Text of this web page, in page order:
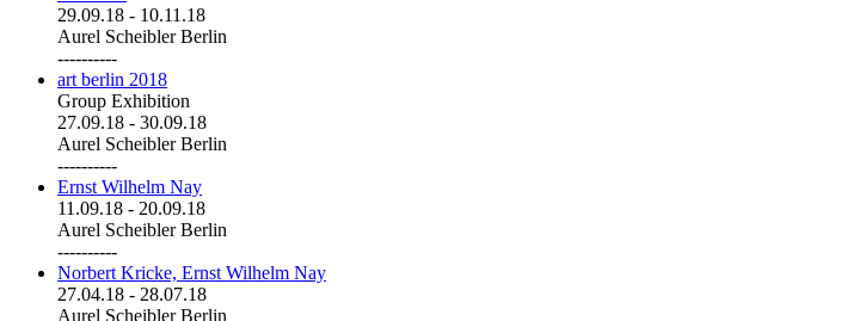
29.09.18 - 10.11.18
Aurel Scheibler Berlin
----------
art berlin 2018
Group Exhibition
27.09.18 - 30.09.18
Aurel Scheibler Berlin
----------
Ernst Wilhelm Nay
11.09.18 - 20.09.18
Aurel Scheibler Berlin
----------
Norbert Kricke, Ernst Wilhelm Nay
27.04.18 - 28.07.18
Aurel Scheibler Berlin